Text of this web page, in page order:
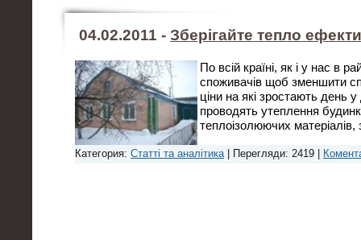
04.02.2011 - Зберігайте тепло
По всій країні, як і у нас в
споживачів щоб зменшити
ціни на які зростають день
проводять утеплення
теплоізолюючих матеріалів,
Категория: Статті та аналітика| Перегляди: 2419 |